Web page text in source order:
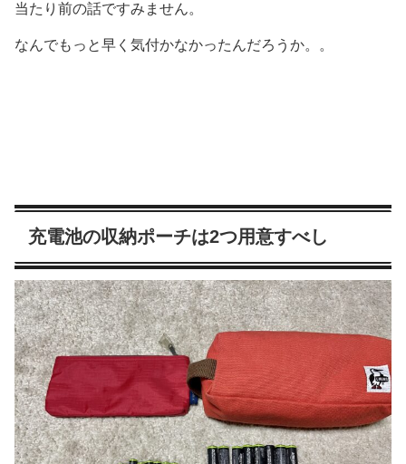
当たり前の話ですみません。
なんでもっと早く気付かなかったんだろうか。。
充電池の収納ポーチは2つ用意すべし